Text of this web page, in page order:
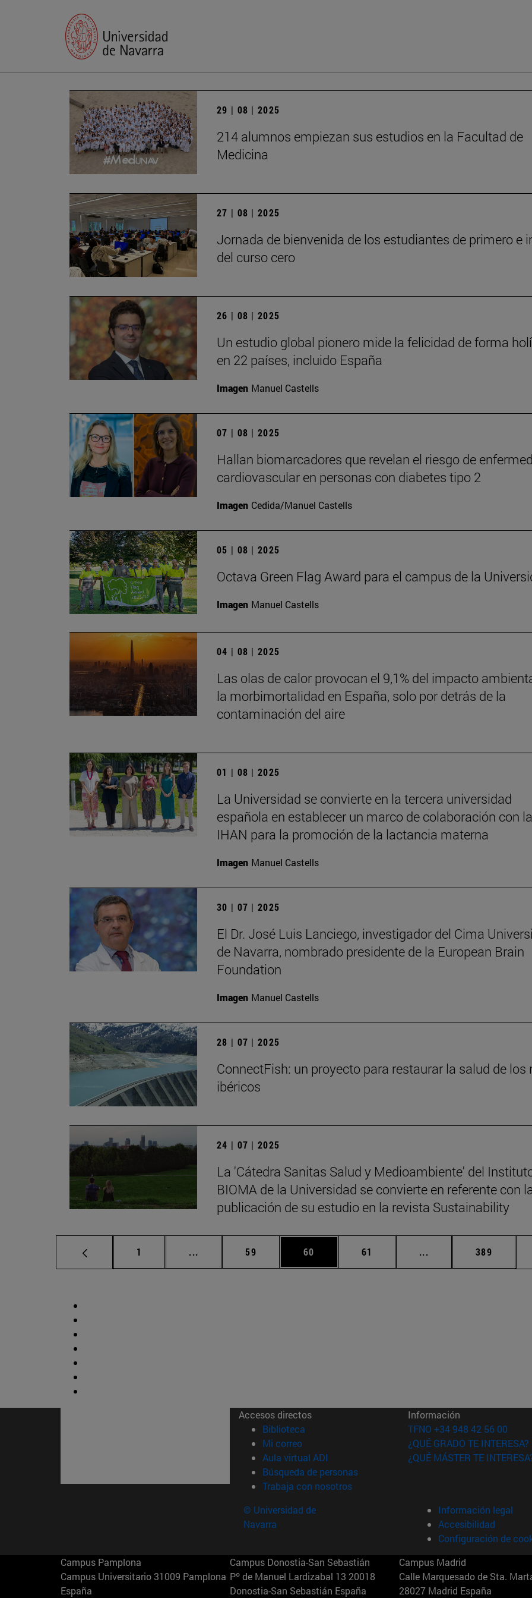
29 | 08 | 2025
214 alumnos empiezan sus estudios en la Facultad de
Medicina
27 | 08 | 2025
Jornada de bienvenida de los estudiantes de primero e
del curso cero
26 | 08 | 2025
Un estudio global pionero mide la felicidad de forma
en 22 países, incluido España
Imagen Manuel Castells
07 | 08 | 2025
Hallan biomarcadores que revelan el riesgo de
cardiovascular en personas con diabetes tipo 2
Imagen Cedida/Manuel Castells
05 | 08 | 2025
Octava Green Flag Award para el campus de la
Imagen Manuel Castells
04 | 08 | 2025
Las olas de calor provocan el 9,1% del impacto
la morbimortalidad en España, solo por detrás de la
contaminación del aire
01 | 08 | 2025
La Universidad se convierte en la tercera universidad
española en establecer un marco de colaboración con la
IHAN para la promoción de la lactancia materna
Imagen Manuel Castells
30 | 07 | 2025
El Dr. José Luis Lanciego, investigador del Cima
de Navarra, nombrado presidente de la European Brain
Foundation
Imagen Manuel Castells
28 | 07 | 2025
ConnectFish: un proyecto para restaurar la salud de los
ibéricos
24 | 07 | 2025
La 'Cátedra Sanitas Salud y Medioambiente' del
BIOMA de la Universidad se convierte en referente con
publicación de su estudio en la revista Sustainability
Página
1 ... Páginas intermedias Use TAB para desplazarse.
Página
59 Página
60 Página
61 ... Páginas intermedias
Página
389
Accesos directos
Biblioteca (abre en nueva ventana)
Mi correo(abre en nueva ventana)
Aula virtual ADI (abre en nueva ventana)
Búsqueda de personas(abre en nueva ventana)
Trabaja con nosotros(abre en nueva ventana)
Información
TFNO +34 948 42 56 00
¿QUÉ GRADO TE INTERESA?
¿QUÉ MÁSTER TE
© Universidad de
Navarra
Información legal
Accesibilidad
Configuración de
Campus Pamplona
Campus Universitario 31009 Pamplona
España
Campus Donostia-San Sebastián
Pº de Manuel Lardizabal 13 20018
Donostia-San Sebastián España
Campus Madrid
Calle Marquesado de Sta.
28027 Madrid España